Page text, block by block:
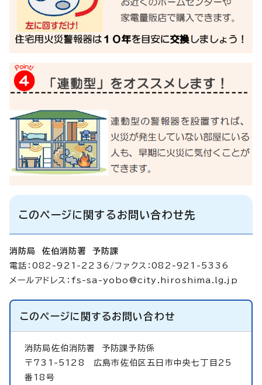
このページに関するお問い合わせ先
消防局 佐伯消防署 予防課
電話：082-921-2236/ファクス：082-921-5336
メールアドレス： fs-sa-yobo@city.hiroshima.lg.jp
このページに関するお問い合わせ
消防局佐伯消防署 予防課予防係
〒731-5128 広島市佐伯区五日市中央七丁目25
番18号